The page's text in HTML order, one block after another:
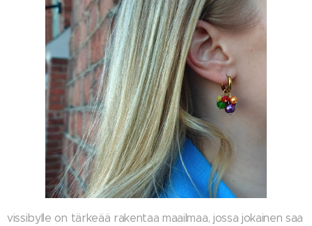
vissibylle on tärkeää rakentaa maailmaa, jossa jokainen saa